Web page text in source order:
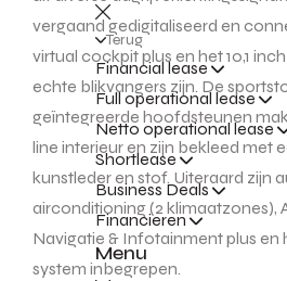
Terug
Financial lease
Full operational lease
Netto operational lease
Shortlease
Business Deals
Financieren
Menu
vergaand gedigitaliseerd en
virtual cockpit plus en het 10,1
echte blikvangers zijn. De
geïntegreerde hoofdsteunen
line interieur en zijn bekleed met
kunstleder en stof. Uiteraard zijn
airconditioning (2 klimaatzones),
Navigatie & Infotainment plus en
system inbegrepen.